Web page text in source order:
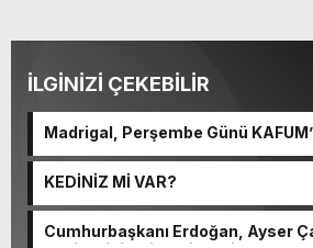
İLGİNİZİ ÇEKEBİLİR
Madrigal, Perşembe Günü
KEDİNİZ Mİ VAR?
Cumhurbaşkanı Erdoğan, Ayser